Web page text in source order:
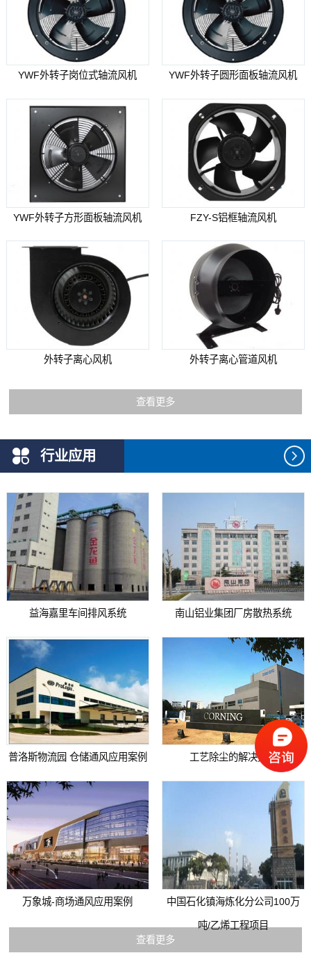
YWF外转子岗位式轴流风机 YWF外转子圆形面板轴流风机
YWF外转子方形面板轴流风机 FZY-S铝框轴流风机
外转子离心风机 外转子离心管道风机
查看更多
行业应用
益海嘉里车间排风系统 南山铝业集团厂房散热系统
普洛斯物流园 仓储通风应用案例 工艺除尘的解决方案
万象城-商场通风应用案例 中国石化镇海炼化分公司100万
吨/乙烯工程项目
查看更多